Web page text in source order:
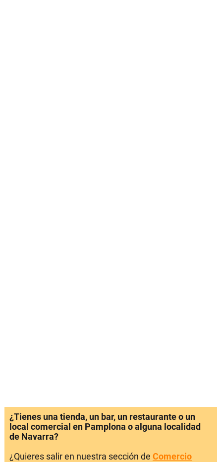
¿Tienes una tienda, un bar, un restaurante o un
local comercial en Pamplona o alguna localidad
de Navarra?
¿Quieres salir en nuestra sección de Comercio